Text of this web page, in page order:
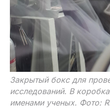
Закрытый бокс для
исследований. В
именами ученых. Фото: